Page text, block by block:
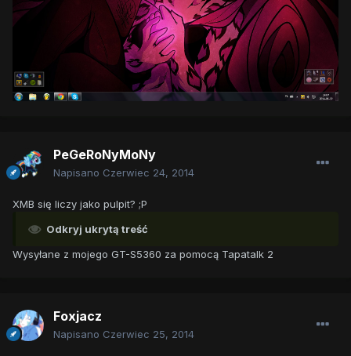
PeGeRoNyMoNy
Napisano Czerwiec 24, 2014
XMB się liczy jako pulpit? ;P
Odkryj ukrytą treść
Wysyłane z mojego GT-S5360 za pomocą Tapatalk 2
Foxjacz
Napisano Czerwiec 25, 2014